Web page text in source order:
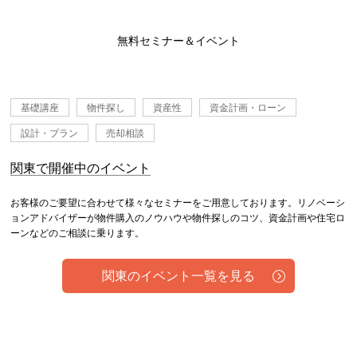
無料セミナー＆イベント
基礎講座 物件探し 資産性 資金計画・ローン
設計・プラン 売却相談
関東で開催中のイベント
お客様のご要望に合わせて様々なセミナーをご用意しております。リノベーシ
ョンアドバイザーが物件購入のノウハウや物件探しのコツ、資金計画や住宅ロ
ーンなどのご相談に乗ります。
関東のイベント一覧を見る